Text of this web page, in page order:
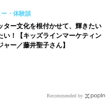
・体験談
ター文化を根付かせて、輝きたい
い！【キッズラインマーケティン
ャー／藤井聖子さん】
Recommended by